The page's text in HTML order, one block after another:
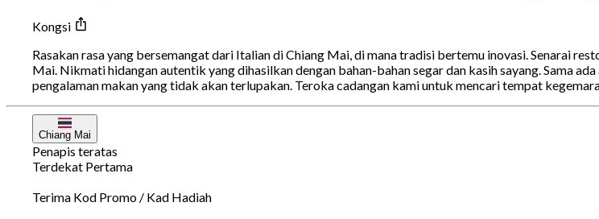
Kongsi
Rasakan rasa yang bersemangat dari Italian di Chiang Mai, di mana tradisi bertemu inovasi. Senarai
Mai. Nikmati hidangan autentik yang dihasilkan dengan bahan-bahan segar dan kasih sayang. Sama
pengalaman makan yang tidak akan terlupakan. Teroka cadangan kami untuk mencari tempat
Chiang Mai
Penapis teratas
Terdekat Pertama
Terima Kod Promo / Kad Hadiah